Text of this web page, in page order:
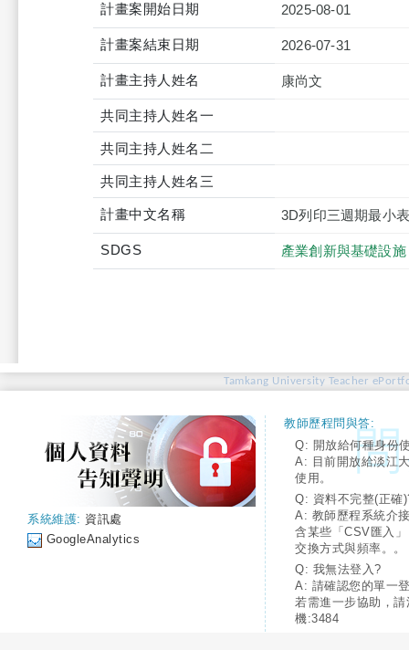
計畫案開始日期 2025-08-01
計畫案結束日期 2026-07-31
計畫主持人姓名 康尚文
共同主持人姓名一
共同主持人姓名二
共同主持人姓名三
計畫中文名稱 3D列印三週期最小
SDGS 產業創新與基礎設施
Tamkang University Teacher
系統維護: 資訊處
GoogleAnalytics
教師歷程問與答:
Q: 開放給何種身份
A: 目前開放給淡江
使用。
Q: 資料不完整(正確
A: 教師歷程系統介
含某些「CSV匯入
交換方式與頻率。。
Q: 我無法登入?
A: 請確認您的單一
若需進一步協助，
機:3484